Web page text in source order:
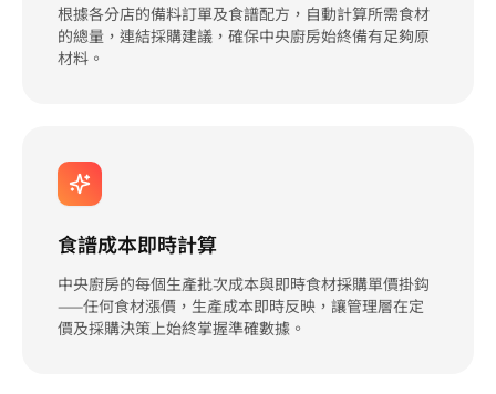
根據各分店的備料訂單及食譜配方，自動計算所需食材
的總量，連結採購建議，確保中央廚房始終備有足夠原
材料。
食譜成本即時計算
中央廚房的每個生產批次成本與即時食材採購單價掛鈎
——任何食材漲價，生產成本即時反映，讓管理層在定
價及採購決策上始終掌握準確數據。